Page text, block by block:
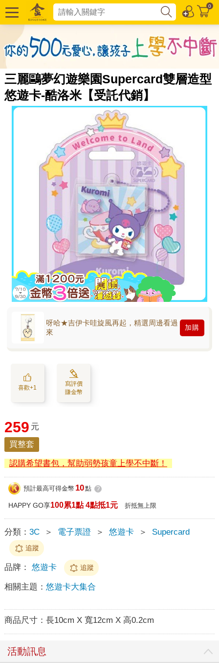
0
三麗鷗夢幻遊樂園Supercard雙層造型
悠遊卡-酷洛米【受託代銷】
呀哈★吉伊卡哇旋風再起，精選周邊看過
來
加購
喜歡+1
寫評價
賺金幣
259 元
買整套
認購希望書包，幫助弱勢孩童上學不中斷！
預計最高可得金幣 10點 ?
HAPPY GO享100累1點 4點抵1元 折抵無上限
分類： 3C ＞ 電子票證 ＞ 悠遊卡 ＞ Supercard
追蹤
品牌： 悠遊卡 追蹤
相關主題： 悠遊卡大集合
商品尺寸： 長10cm X 寬12cm X 高0.2cm
活動訊息